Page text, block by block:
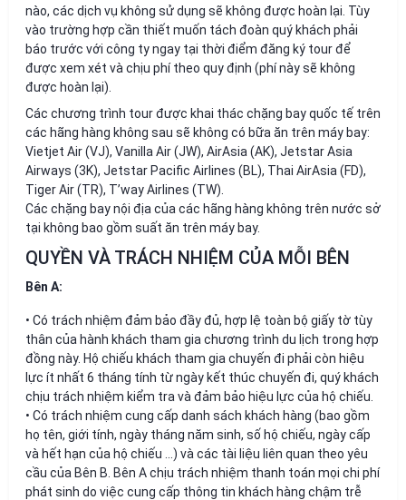
nào, các dịch vụ không sử dụng sẽ không được hoàn lại. Tùy
vào trường hợp cần thiết muốn tách đoàn quý khách phải
báo trước với công ty ngay tại thời điểm đăng ký tour để
được xem xét và chịu phí theo quy định (phí này sẽ không
được hoàn lại).
Các chương trình tour được khai thác chặng bay quốc tế trên
các hãng hàng không sau sẽ không có bữa ăn trên máy bay:
Vietjet Air (VJ), Vanilla Air (JW), AirAsia (AK), Jetstar Asia
Airways (3K), Jetstar Pacific Airlines (BL), Thai AirAsia (FD),
Tiger Air (TR), T’way Airlines (TW).
Các chặng bay nội địa của các hãng hàng không trên nước sở
tại không bao gồm suất ăn trên máy bay.
QUYỀN VÀ TRÁCH NHIỆM CỦA MỖI BÊN
Bên A:
• Có trách nhiệm đảm bảo đầy đủ, hợp lệ toàn bộ giấy tờ tùy
thân của hành khách tham gia chương trình du lịch trong hợp
đồng này. Hộ chiếu khách tham gia chuyến đi phải còn hiệu
lực ít nhất 6 tháng tính từ ngày kết thúc chuyến đi, quý khách
chịu trách nhiệm kiểm tra và đảm bảo hiệu lực của hộ chiếu.
• Có trách nhiệm cung cấp danh sách khách hàng (bao gồm
họ tên, giới tính, ngày tháng năm sinh, số hộ chiếu, ngày cấp
và hết hạn của hộ chiếu …) và các tài liệu liên quan theo yêu
cầu của Bên B. Bên A chịu trách nhiệm thanh toán mọi chi phí
phát sinh do việc cung cấp thông tin khách hàng chậm trễ